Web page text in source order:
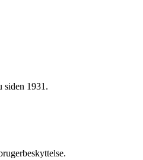
siden 1931.